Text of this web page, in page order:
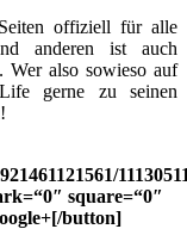
offiziell für alle
anderen ist auch
Wer also sowieso auf
gerne zu seinen
square=“0″
button]